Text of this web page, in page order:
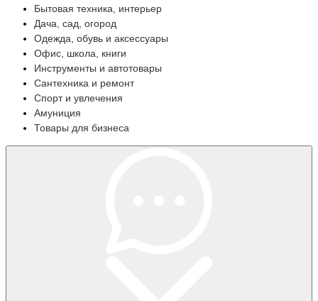
Бытовая техника, интерьер
Дача, сад, огород
Одежда, обувь и аксессуары
Офис, школа, книги
Инструменты и автотовары
Сантехника и ремонт
Спорт и увлечения
Амуниция
Товары для бизнеса